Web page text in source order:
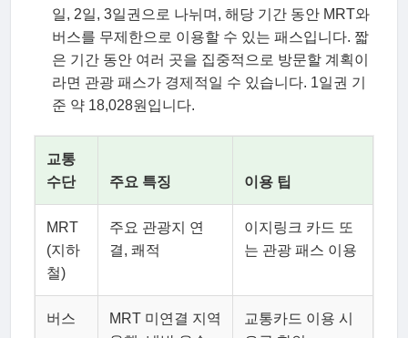
일, 2일, 3일권으로 나뉘며, 해당 기간 동안 MRT와
버스를 무제한으로 이용할 수 있는 패스입니다. 짧
은 기간 동안 여러 곳을 집중적으로 방문할 계획이
라면 관광 패스가 경제적일 수 있습니다. 1일권 기
준 약 18,028원입니다.
교통
수단
주요 특징 이용 팁
MRT
(지하
철)
주요 관광지 연
결, 쾌적
이지링크 카드 또
는 관광 패스 이용
버스
MRT 미연결 지역
교통카드 이용 시